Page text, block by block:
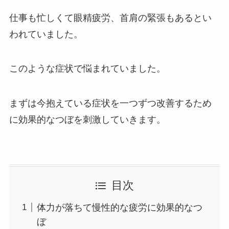
仕事も忙しくて眼精疲労、首肩の緊張もあるとい
われていました。
このような症状で悩まれていました。
まずは今抱えている症状を一つずつ改善するため
に効果的なつぼを刺激していきます。
目次
体力が落ちて慢性的な疲労に効果的なつ
ぼ